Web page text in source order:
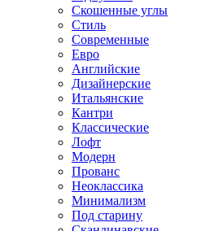
Скошенные углы
Стиль
Современные
Евро
Английские
Дизайнерские
Итальянские
Кантри
Классические
Лофт
Модерн
Прованс
Неоклассика
Минимализм
Под старину